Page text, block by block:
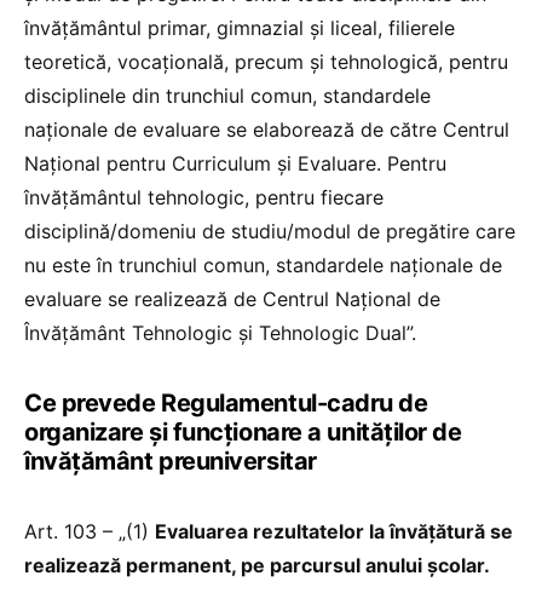
învăţământul primar, gimnazial şi liceal, filierele
teoretică, vocaţională, precum şi tehnologică, pentru
disciplinele din trunchiul comun, standardele
naţionale de evaluare se elaborează de către Centrul
Naţional pentru Curriculum şi Evaluare. Pentru
învăţământul tehnologic, pentru fiecare
disciplină/domeniu de studiu/modul de pregătire care
nu este în trunchiul comun, standardele naţionale de
evaluare se realizează de Centrul Naţional de
Învăţământ Tehnologic şi Tehnologic Dual”.
Ce prevede Regulamentul-cadru de
organizare și funcționare a unităților de
învățământ preuniversitar
Art. 103 – „(1) Evaluarea rezultatelor la învăţătură se
realizează permanent, pe parcursul anului şcolar.